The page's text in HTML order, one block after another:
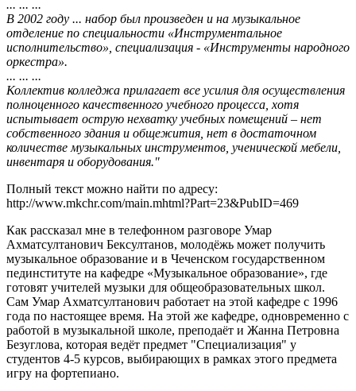
... ... ...
В 2002 году ... набор был произведен и на музыкальное
отделение по специальности «Инструментальное
исполнительство», специализация - «Инструменты народного
оркестра».
... ... ...
Коллектив колледжа прилагает все усилия для осуществления
полноценного качественного учебного процесса, хотя
испытывает острую нехватку учебных помещений – нет
собственного здания и общежития, нет в достаточном
количестве музыкальных инструментов, ученической мебели,
инвентаря и оборудования."
Полный текст можно найти по адресу:
http://www.mkchr.com/main.mhtml?Part=23&PubID=469
Как рассказал мне в телефонном разговоре Умар
Ахматсултанович Бексултанов, молодёжь может получить
музыкальное образование и в Чеченском государственном
пединституте на кафедре «Музыкальное образование», где
готовят учителей музыки для общеобразовательных школ.
Сам Умар Ахматсултанович работает на этой кафедре с 1996
года по настоящее время. На этой же кафедре, одновременно с
работой в музыкальной школе, преподаёт и Жанна Петровна
Безуглова, которая ведёт предмет "Специализация" у
студентов 4-5 курсов, выбирающих в рамках этого предмета
игру на фортепиано.